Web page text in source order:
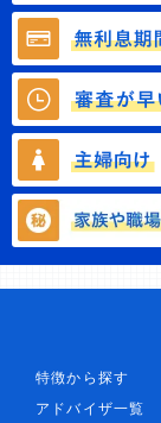
特徴から探す
アドバイザ一覧